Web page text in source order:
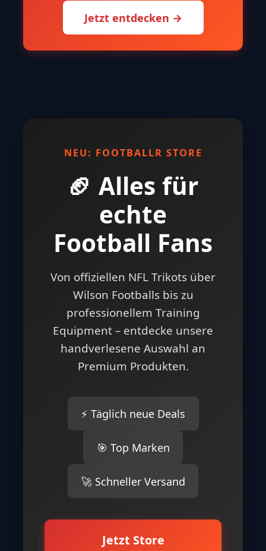
Jetzt entdecken →
NEU: FOOTBALLR STORE
🏈 Alles für
echte
Football Fans
Von offiziellen NFL Trikots über
Wilson Footballs bis zu
professionellem Training
Equipment – entdecke unsere
handverlesene Auswahl an
Premium Produkten.
⚡ Täglich neue Deals
🎯 Top Marken
🚀 Schneller Versand
Jetzt Store